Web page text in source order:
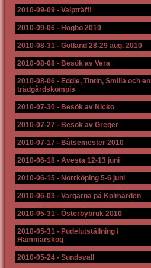
2010-09-09 - Valpträff!
2010-09-06 - Högbo 2010
2010-08-31 - Gotland 28-29 aug. 2010
2010-08-08 - Besök av Vera
2010-08-06 - Eddie, Tintin, Smilla och en
trädgårdskompis
2010-07-30 - Besök av Nicko
2010-07-27 - Besök av Greger
2010-07-17 - Båtsemester 2010
2010-06-18 - Avesta 12-13 juni
2010-06-15 - Norrköping 5-6 juni
2010-06-03 - Vargarna på Kolmården
2010-05-31 - Österbybruk 2010
2010-05-31 - Pudelutställning i
Hammarskog
2010-05-24 - Sundsvall